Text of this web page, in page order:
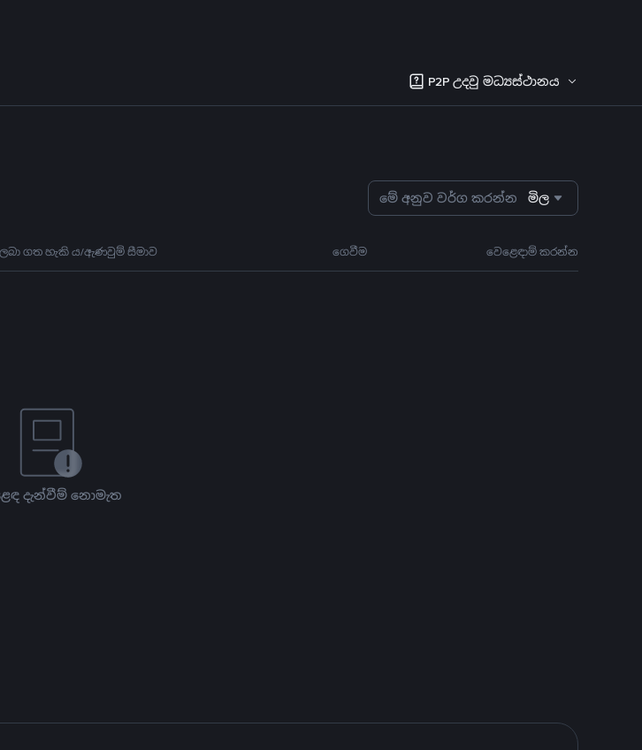
P2P උදවු මධ්‍යස්ථානය
මේ අනුව වර්ග කරන්න මිල
ලබා ගත හැකි ය/ඇණවුම් සීමාව ගෙවීම වෙළෙඳාම් කරන්න
දැන්වීම් නොමැත